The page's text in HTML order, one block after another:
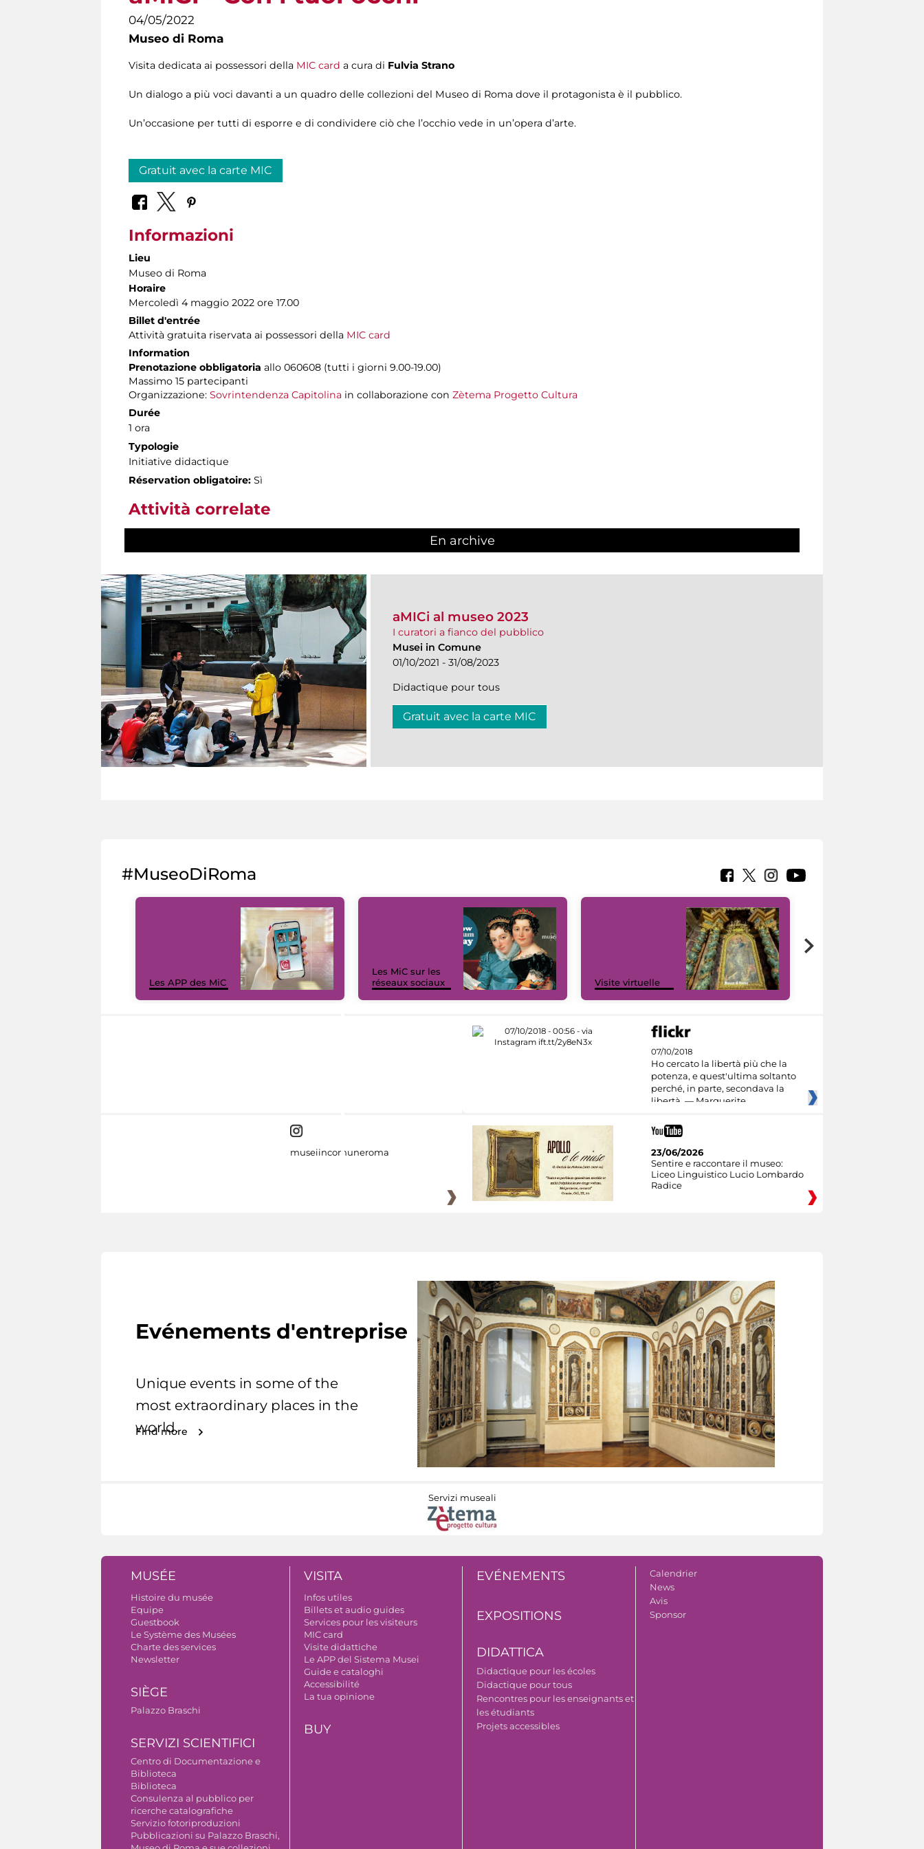
04/05/2022
Museo di Roma
Visita dedicata ai possessori della MIC card a cura di Fulvia Strano
Un dialogo a più voci davanti a un quadro delle collezioni del Museo di Roma dove il protagonista è il pubblico.
Un’occasione per tutti di esporre e di condividere ciò che l’occhio vede in un’opera d’arte.
Gratuit avec la carte MIC
Informazioni
Lieu
Museo di Roma
Horaire
Mercoledì 4 maggio 2022 ore 17.00
Billet d'entrée
Attività gratuita riservata ai possessori della MIC card
Information
Prenotazione obbligatoria allo 060608 (tutti i giorni 9.00-19.00)
Massimo 15 partecipanti
Organizzazione: Sovrintendenza Capitolina in collaborazione con Zètema Progetto Cultura
Durée
1 ora
Typologie
Initiative didactique
Réservation obligatoire: Sì
Attività correlate
En archive
aMICi al museo 2023
I curatori a fianco del pubblico
Musei in Comune
01/10/2021 - 31/08/2023
Didactique pour tous
Gratuit avec la carte MIC
#MuseoDiRoma
Les APP des MiC
Les MiC sur les
réseaux sociaux
Visite virtuelle
07/10/2018
Ho cercato la libertà più che la
potenza, e quest'ultima soltanto
perché, in parte, secondava la
libertà. — Marguerite
museiincomuneroma
23/06/2026
Sentire e raccontare il museo:
Liceo Linguistico Lucio Lombardo
Radice
Evénements d'entreprise
Unique events in some of the
most extraordinary places in the
world.
Find more
Servizi museali
MUSÉE
Histoire du musée
Equipe
Guestbook
Le Système des Musées
Charte des services
Newsletter
SIÈGE
Palazzo Braschi
SERVIZI SCIENTIFICI
Centro di Documentazione e
Biblioteca
Biblioteca
Consulenza al pubblico per
ricerche catalografiche
Servizio fotoriproduzioni
Pubblicazioni su Palazzo Braschi,
VISITA
Infos utiles
Billets et audio guides
Services pour les visiteurs
MIC card
Visite didattiche
Le APP del Sistema Musei
Guide e cataloghi
Accessibilité
La tua opinione
BUY
EVÉNEMENTS
EXPOSITIONS
DIDATTICA
Didactique pour les écoles
Didactique pour tous
Rencontres pour les enseignants et
les étudiants
Projets accessibles
Calendrier
News
Avis
Sponsor